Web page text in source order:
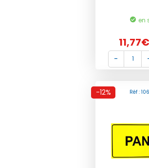
en
-12% Réf :